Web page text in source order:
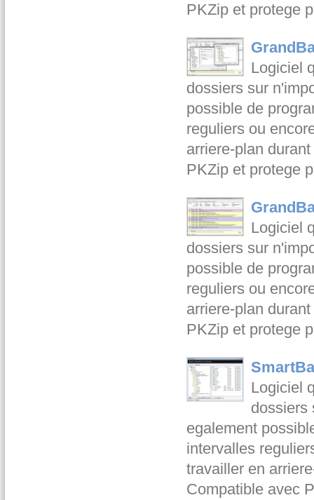
PKZip et protege
Logiciel
dossiers sur
possible de
reguliers ou
arriere-plan
PKZip et protege
Logiciel
dossiers sur
possible de
reguliers ou
arriere-plan
PKZip et protege
Logiciel
dossiers
egalement
intervalles
travailler en
Compatible avec